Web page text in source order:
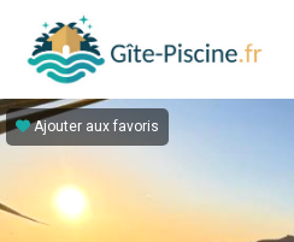
Ajouter aux favoris